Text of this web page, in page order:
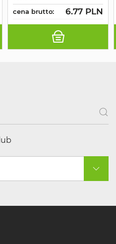
cena brutto: 6.77 PLN
lub